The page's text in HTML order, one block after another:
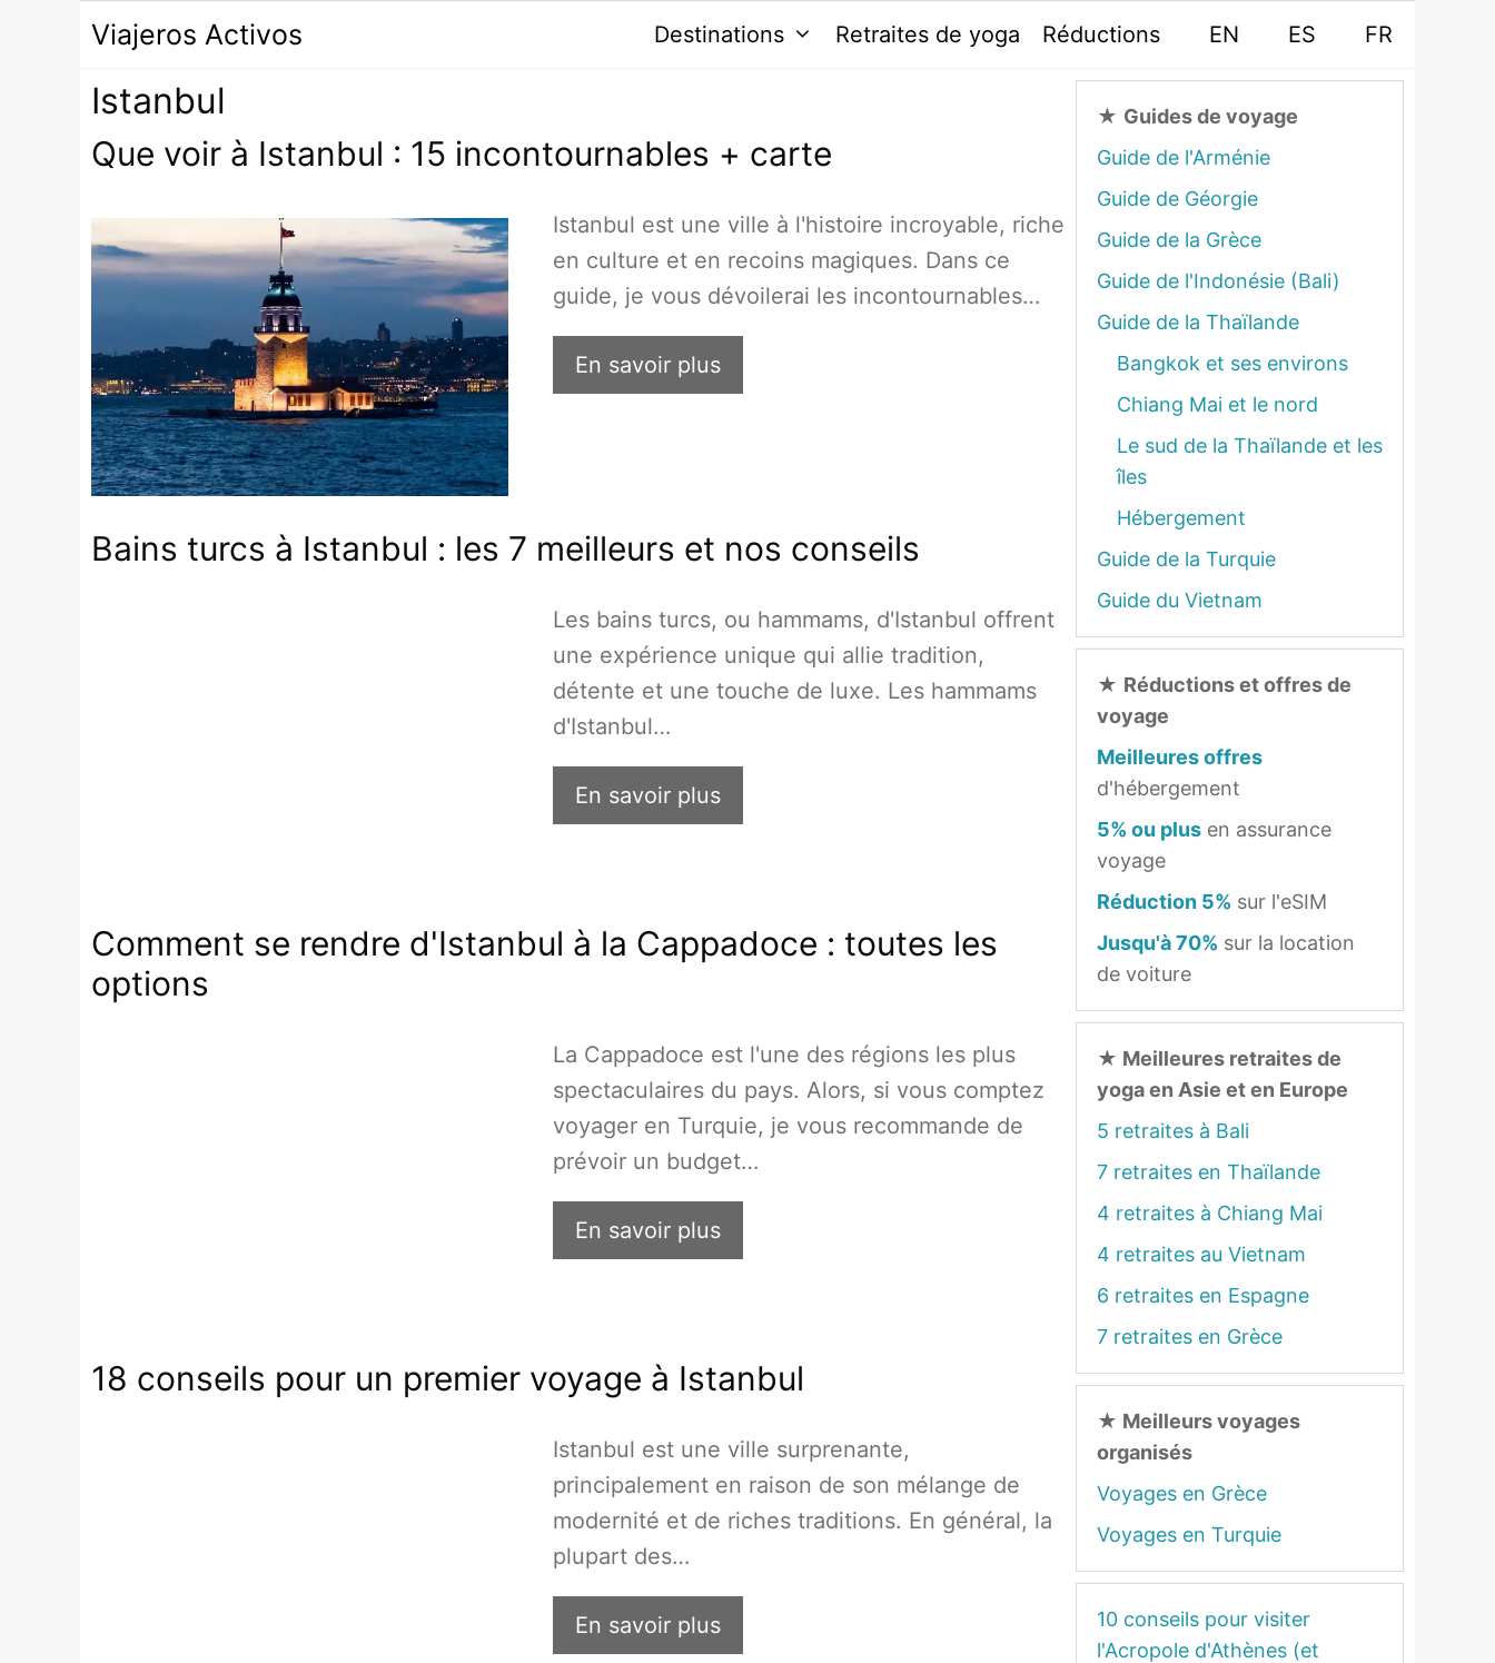
Viajeros Activos Destinations Retraites de yoga Réductions EN ES FR
Istanbul
Que voir à Istanbul : 15 incontournables + carte
Istanbul est une ville à l'histoire incroyable, riche
en culture et en recoins magiques. Dans ce
guide, je vous dévoilerai les incontournables…
En savoir plus
Bains turcs à Istanbul : les 7 meilleurs et nos conseils
Les bains turcs, ou hammams, d'Istanbul offrent
une expérience unique qui allie tradition,
détente et une touche de luxe. Les hammams
d'Istanbul…
En savoir plus
Comment se rendre d'Istanbul à la Cappadoce : toutes les
options
La Cappadoce est l'une des régions les plus
spectaculaires du pays. Alors, si vous comptez
voyager en Turquie, je vous recommande de
prévoir un budget…
En savoir plus
18 conseils pour un premier voyage à Istanbul
Istanbul est une ville surprenante,
principalement en raison de son mélange de
modernité et de riches traditions. En général, la
plupart des…
En savoir plus
★ Guides de voyage
Guide de l'Arménie
Guide de Géorgie
Guide de la Grèce
Guide de l'Indonésie (Bali)
Guide de la Thaïlande
Bangkok et ses environs
Chiang Mai et le nord
Le sud de la Thaïlande et les
îles
Hébergement
Guide de la Turquie
Guide du Vietnam
★ Réductions et offres de
voyage
Meilleures offres
d'hébergement
5% ou plus en assurance
voyage
Réduction 5% sur l'eSIM
Jusqu'à 70% sur la location
de voiture
★ Meilleures retraites de
yoga en Asie et en Europe
5 retraites à Bali
7 retraites en Thaïlande
4 retraites à Chiang Mai
4 retraites au Vietnam
6 retraites en Espagne
7 retraites en Grèce
★ Meilleurs voyages
organisés
Voyages en Grèce
Voyages en Turquie
10 conseils pour visiter
l'Acropole d'Athènes (et